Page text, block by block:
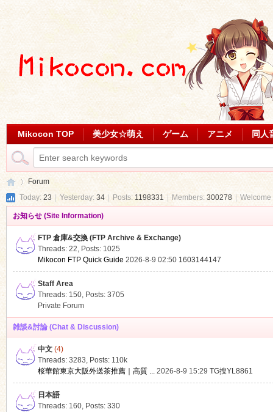
Mikocon TOP 美少女☆萌え ゲーム アニメ 同人
Forum
Today: 23 Yesterday: 34 Posts: 1198331 Members: 300278
お知らせ (Site Information)
FTP 倉庫&交換 (FTP Archive & Exchange)
Threads: 22, Posts: 1025
Mikocon FTP Quick Guide 2026-8-9 02:50 1603144147
Staff Area
Threads: 150, Posts: 3705
Private Forum
雑談&討論 (Chat & Discussion)
中文(4)
Threads: 3283, Posts: 110k
桜華館東京大阪外送茶推薦｜高質 ... 2026-8-9 15:29 TG搜YL8861
日本語
Threads: 160, Posts: 330